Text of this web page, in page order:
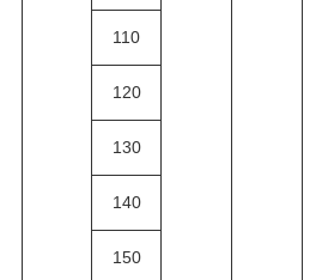
110
120
130
140
150